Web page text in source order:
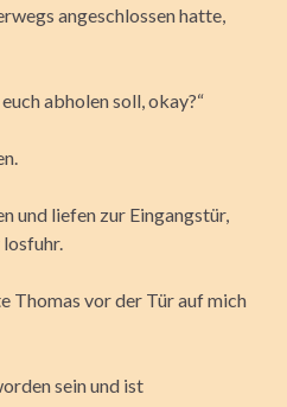
angeschlossen hatte,
abholen soll, okay?“
und liefen zur Eingangstür,
Thomas vor der Tür auf mich
sein und ist